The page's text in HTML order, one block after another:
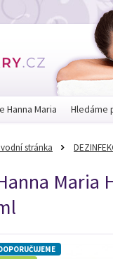
stránka
Maria
Hanna Maria Hledáme